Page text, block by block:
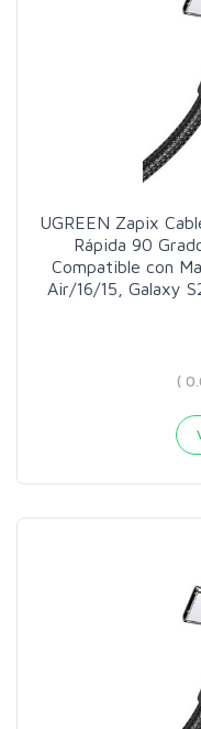
UGREEN Zapix
Rápida 90
Compatible con
Air/16/15, Galaxy
(